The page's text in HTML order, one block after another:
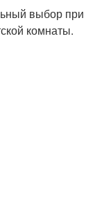
выбор при
комнаты.